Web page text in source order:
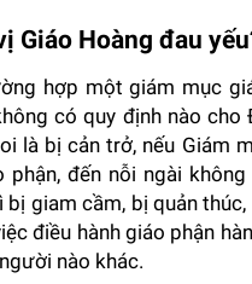
Giáo Hoàng đau
hợp một giám mục
có quy định nào
là bị cản trở, nếu Giám
phận, đến nỗi ngài
giam cầm, bị quản
điều hành giáo phận
nào khác.